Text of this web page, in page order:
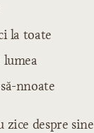
la toate
nnoate
zice despre